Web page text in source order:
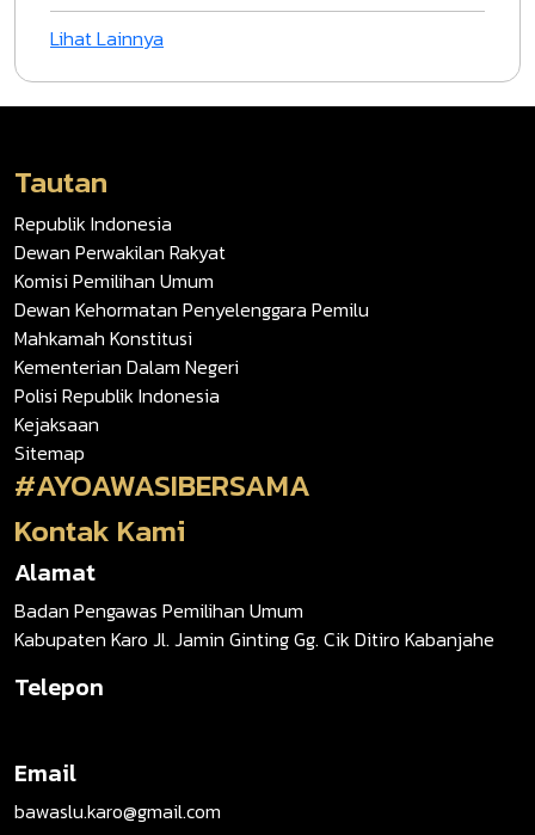
Lihat Lainnya
Tautan
Republik Indonesia
Dewan Perwakilan Rakyat
Komisi Pemilihan Umum
Dewan Kehormatan Penyelenggara Pemilu
Mahkamah Konstitusi
Kementerian Dalam Negeri
Polisi Republik Indonesia
Kejaksaan
Sitemap
#AYOAWASIBERSAMA
Kontak Kami
Alamat
Badan Pengawas Pemilihan Umum
Kabupaten Karo Jl. Jamin Ginting Gg. Cik Ditiro Kabanjahe
Telepon
Email
bawaslu.karo@gmail.com